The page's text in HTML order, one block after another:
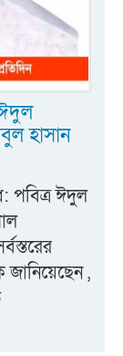
হাসান
পবিত্র ঈদুল
,